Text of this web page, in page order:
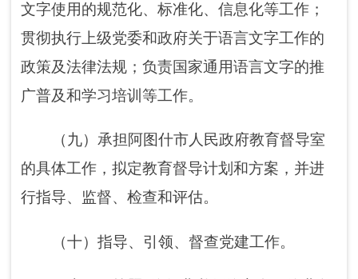
政府交办的其他任务。